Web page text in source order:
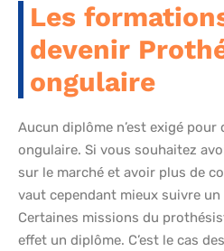
Les
devenir
ongulaire
Aucun diplôme n’est exigé
ongulaire. Si vous souhaitez
sur le marché et avoir plus de
vaut cependant mieux suivre
Certaines missions du
effet un diplôme. C’est le cas